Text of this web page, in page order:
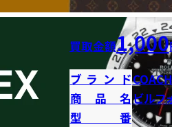
買取金額1,000
ブランドCOACH
商品名ビルフ
型番